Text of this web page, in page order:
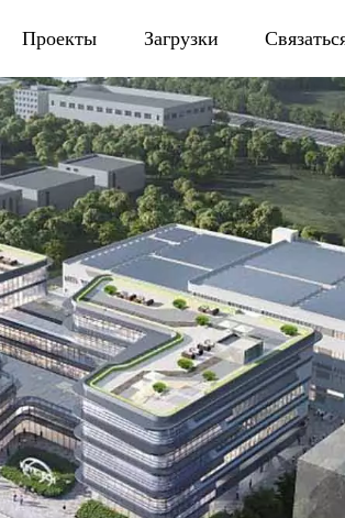
Проекты Загрузки